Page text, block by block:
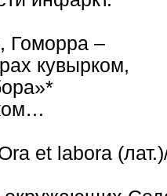
Гоморра –
кувырком,
et labora